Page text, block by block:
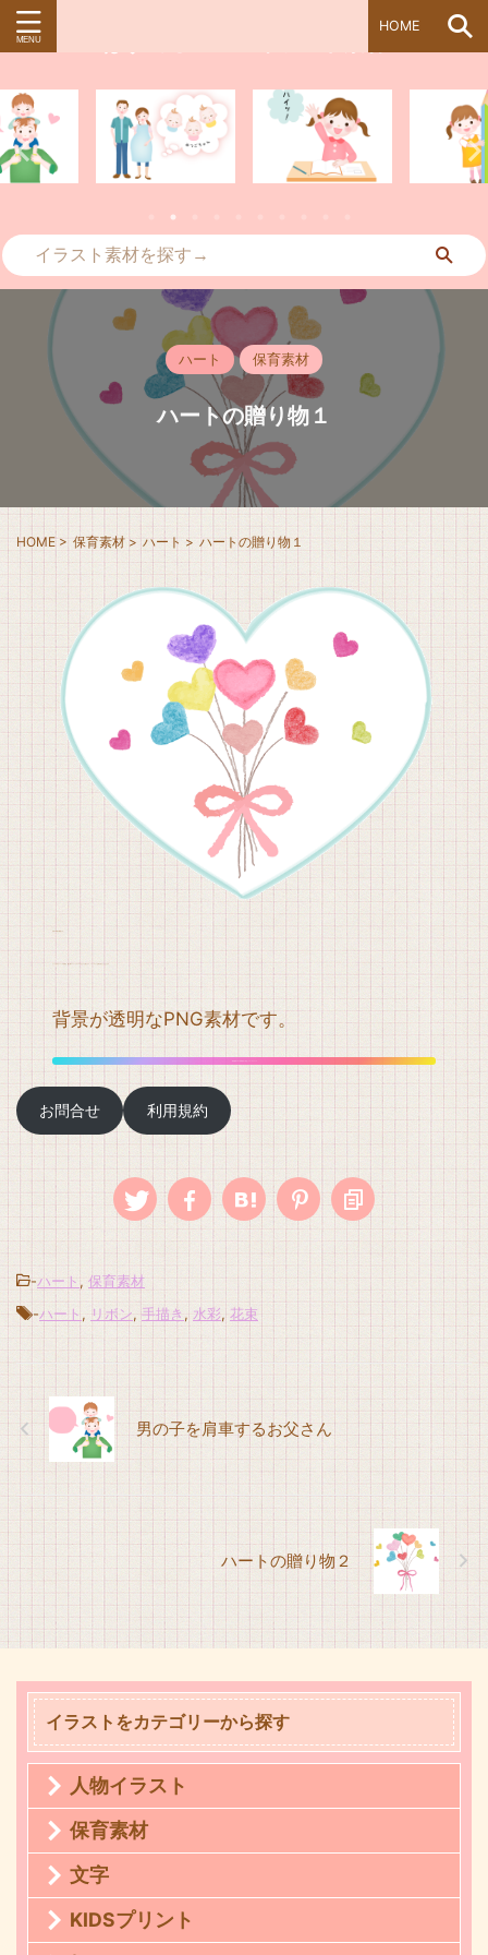
HOME
ハート 保育素材
ハートの贈り物１
HOME > 保育素材 > ハート > ハートの贈り物１
背景が透明なPNG素材です。
お問合せ 利用規約
-ハート , 保育素材
-ハート , リボン,手描き , 水彩, 花束
男の子を肩車するお父さん
ハートの贈り物２
イラストをカテゴリーから探す
人物イラスト
保育素材
文字
KIDSプリント